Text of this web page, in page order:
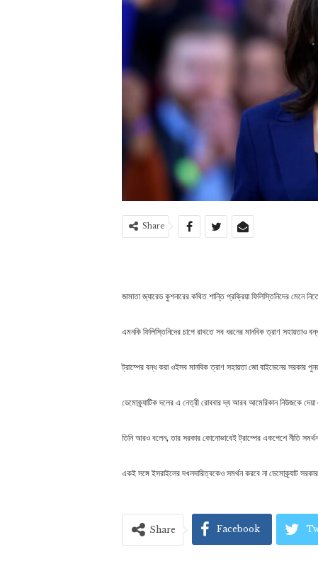
Share
জামাতা জ্যারেড কুশনারের কথিত শান্তি প্রক্রিয়া ফিলিস্তিনিদের মেনে
এমনকি ফিলিস্তিনিদের চাপে রাখতে সব ধরনের মানবিক ত্রাণ সহায়তাও
ট্রাম্পের বন্ধ করা ওইসব মানবিক ত্রাণ সহায়তা জো বাইডেনের সরকার
ডেমোক্র্যাটিক দলের এ নেত্রী রোববার দ্য আরব আমেরিকান নিউজকে
তিনি আরও বলেন, তার সরকার কোনোভাবেই ট্রাম্পের একপেশে নীতি
একই সঙ্গে ইসরাইলের দখলদারিত্বকেও সমর্থন করবে না ডেমোক্র্যাট
Share Facebook